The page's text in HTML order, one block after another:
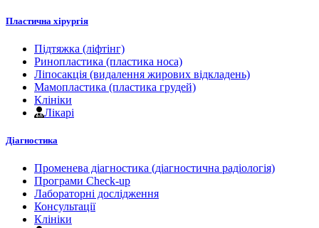
Пластична хірургія
Підтяжка (ліфтінг)
Ринопластика (пластика носа)
Ліпосакція (видалення жирових відкладень)
Мамопластика (пластика грудей)
Клініки
Лікарі
Діагностика
Променева діагностика (діагностична радіологія)
Програми Check-up
Лабораторні дослідження
Консультації
Клініки